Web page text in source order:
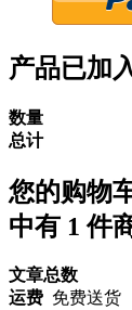
产品已加
数量
总计
您的购物
中有 1 件
文章总数
运费 免费送货